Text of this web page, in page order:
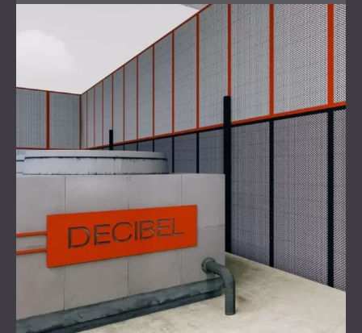
корпус, специально разработанный для
перфорационных машин. Корпус был спроектирован
без потолка, чтобы не мешать производственной
линии, в то время как небольшие проходные
отверстия были интегрированы с каждой стороны,
чтобы обеспечить непрерывный рабочий процесс.
Корпус, изготовленный из оцинкованной стали и
перфорированный на внутренних поверхностях,
обеспечивал превосходное шумоподавление,
эффективно снижая уровень дБ, не ставя под угрозу
работу завода.
Бесшовные решения по
звукоизоляции для
загруженного завода
Несмотря на ограниченное пространство, решение
DECIBEL обеспечило выдающиеся акустические
характеристики, значительно снизив уровень шума на